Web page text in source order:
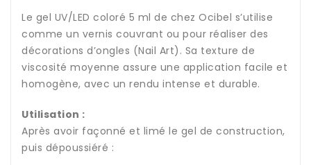
Le gel UV/LED coloré 5 ml de chez Ocibel s’utilise
comme un vernis couvrant ou pour réaliser des
décorations d’ongles (Nail Art). Sa texture de
viscosité moyenne assure une application facile et
homogène, avec un rendu intense et durable.
Utilisation :
Après avoir façonné et limé le gel de construction,
puis dépoussiéré :